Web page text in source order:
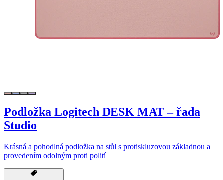
Podložka Logitech DESK MAT – řada
Studio
Krásná a pohodlná podložka na stůl s protiskluzovou základnou a
provedením odolným proti polití